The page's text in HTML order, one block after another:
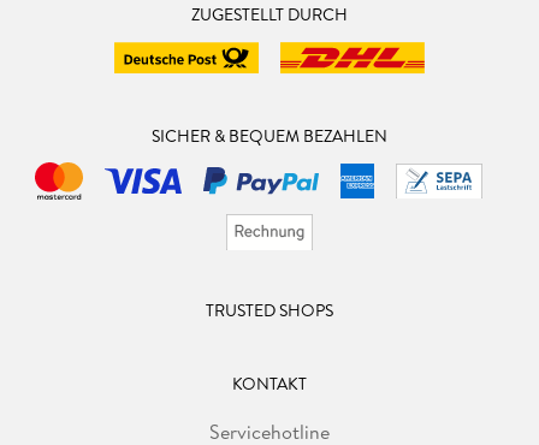
ZUGESTELLT DURCH
SICHER & BEQUEM BEZAHLEN
TRUSTED SHOPS
KONTAKT
Servicehotline